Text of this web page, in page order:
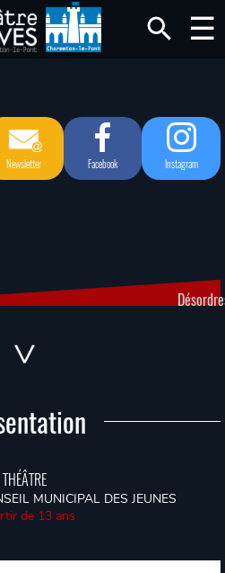
Newsletter Facebook Instagram
THÉÂTRE
MUNICIPAL DES JEUNES
de 13 ans